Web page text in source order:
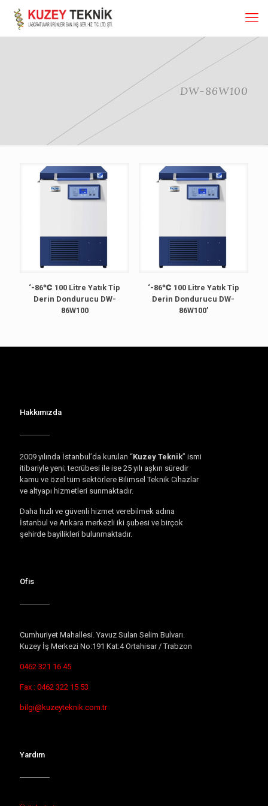
DW-86W100
‘-86℃ 100 Litre Yatık Tip
Derin Dondurucu DW-
86W100
‘-86℃ 100 Litre Yatık Tip
Derin Dondurucu DW-
86W100’
Hakkımızda
2009 yılında İstanbul’da kurulan “Kuzey Teknik” ismi
itibariyle yeni; tecrübesi ile ise 25 yılı aşkın süredir
kamu ve özel tüm sektörlere Bilimsel Teknik Cihazlar
ve altyapı hizmetleri sunmaktadır.
Daha hızlı ve güvenli hizmet verebilmek adına
İstanbul ve Ankara merkezli iki şubesi ve birçok
şehirde bayilikleri bulunmaktadır.
Ofis
Cumhuriyet Mahallesi. Yavuz Sulan Selim Bulvarı.
Kuzey İş Merkezi No:191 Kat:4 Ortahisar / Trabzon
0462 321 16 45
Fax : 0462 322 15 53
bilgi@kuzeyteknik.com.tr
Yardım